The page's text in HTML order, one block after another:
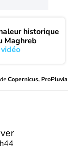
historique
Maghreb
Copernicus, ProPluvia